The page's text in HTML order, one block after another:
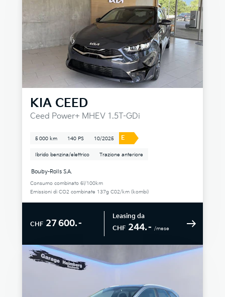
KIA CEED
Ceed Power+ MHEV 1.5T-GDi
5 000 km 140 PS 10/2025 E
Ibrido benzina/elettrico Trazione anteriore
Bouby-Rolls S.A.
Consumo combinato 6l/100km
Emissioni di CO2 combinate 137g C02/km (kombi)
CHF 27 600.–
Leasing da
CHF 244.– /mese